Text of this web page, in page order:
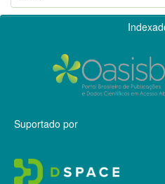
Suportado por